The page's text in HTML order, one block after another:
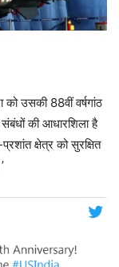
उसकी 88वीं वर्षगांठ
संबंधों की आधारशिला है
क्षेत्र को सुरक्षित